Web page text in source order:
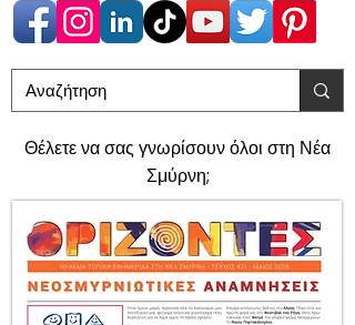
Θέλετε να σας γνωρίσουν όλοι στη Νέα
Σμύρνη;